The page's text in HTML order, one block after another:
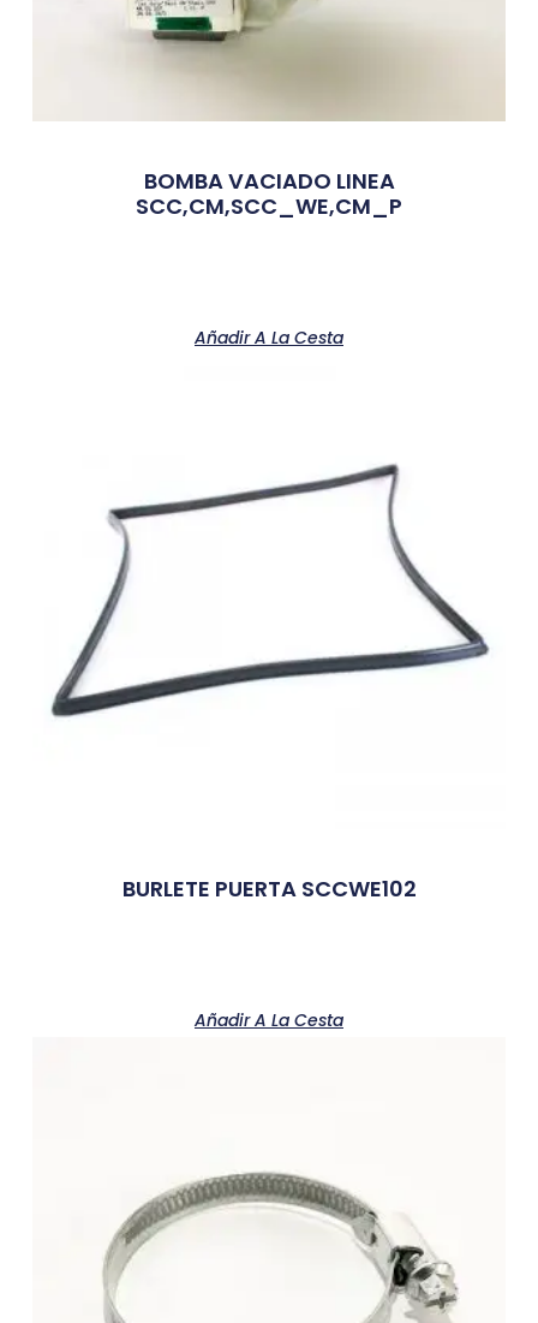
BOMBA VACIADO LINEA
SCC,CM,SCC_WE,CM_P
Añadir A La Cesta
BURLETE PUERTA SCCWE102
Añadir A La Cesta